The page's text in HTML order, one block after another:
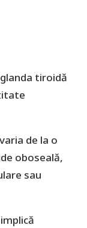
tiroidă
de la o
oboseală,
sau